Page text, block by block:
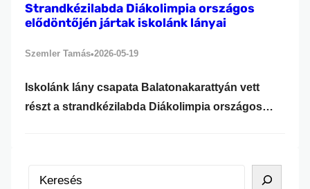
Strandkézilabda Diákolimpia országos
elődöntőjén jártak iskolánk lányai
Szemler Tamás•2026-05-19
Iskolánk lány csapata Balatonakarattyán vett
részt a strandkézilabda Diákolimpia országos
alkalommal próbálhatták ki magukat ebben a
látványos és izgalmas sportágban. A lányok a